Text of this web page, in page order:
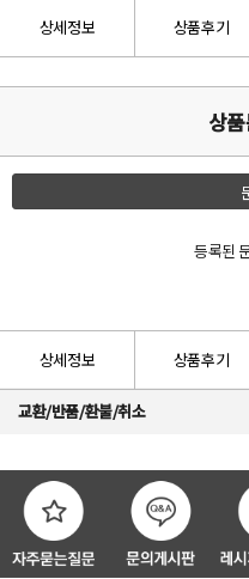
상세정보 상품후기
상
등록된
상세정보 상품후기
교환/반품/환불/취소